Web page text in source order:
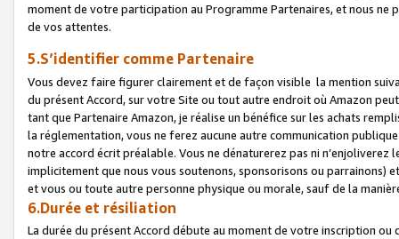
moment de votre participation au Programme Partenaires, et nous
de vos attentes.
5.S’identifier comme Partenaire
Vous devez faire figurer clairement et de façon visible la mention
du présent Accord, sur votre Site ou tout autre endroit où Amazon
tant que Partenaire Amazon, je réalise un bénéfice sur les achats
la réglementation, vous ne ferez aucune autre communication
notre accord écrit préalable. Vous ne dénaturerez pas ni
implicitement que nous vous soutenons, sponsorisons ou parrainons)
et vous ou toute autre personne physique ou morale, sauf de la
6.Durée et résiliation
La durée du présent Accord débute au moment de votre inscription